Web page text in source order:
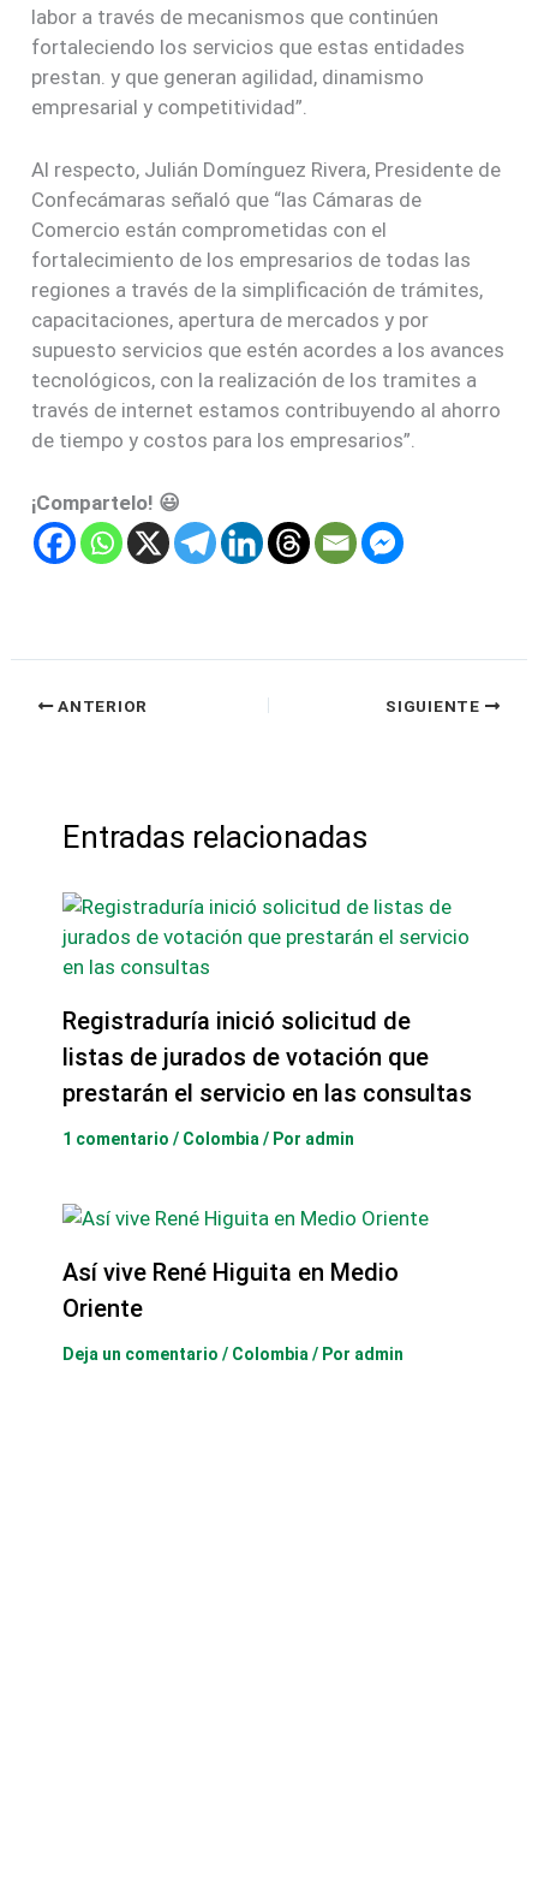
labor a través de mecanismos que continúen
fortaleciendo los servicios que estas entidades
prestan. y que generan agilidad, dinamismo
empresarial y competitividad”.
Al respecto, Julián Domínguez Rivera, Presidente de
Confecámaras señaló que “las Cámaras de
Comercio están comprometidas con el
fortalecimiento de los empresarios de todas las
regiones a través de la simplificación de trámites,
capacitaciones, apertura de mercados y por
supuesto servicios que estén acordes a los avances
tecnológicos, con la realización de los tramites a
través de internet estamos contribuyendo al ahorro
de tiempo y costos para los empresarios”.
¡Compartelo! 😃
ANTERIOR SIGUIENTE
Entradas relacionadas
Registraduría inició solicitud de
listas de jurados de votación que
prestarán el servicio en las consultas
1 comentario / Colombia / Por admin
Así vive René Higuita en Medio
Oriente
Deja un comentario / Colombia / Por admin